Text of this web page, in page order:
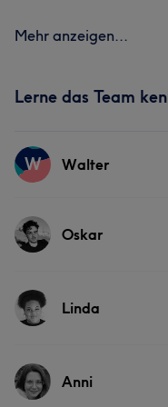
Mehr anzeigen...
Lerne das Team
W Walter
Services
Oskar
Services
Linda
Info
Linda – Top Stylistin -
Anni